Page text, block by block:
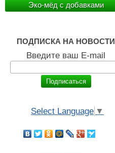
Эко-мёд с добавками
ПОДПИСКА НА НОВОСТИ
Введите ваш E-mail
Select Language ▼